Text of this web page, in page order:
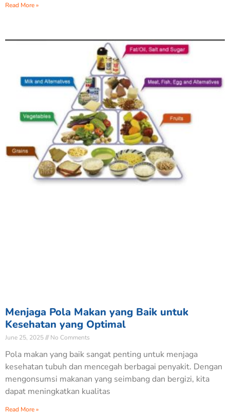
Read More »
Menjaga Pola Makan yang Baik untuk
Kesehatan yang Optimal
June 25, 2025 No Comments
Pola makan yang baik sangat penting untuk menjaga
kesehatan tubuh dan mencegah berbagai penyakit. Dengan
mengonsumsi makanan yang seimbang dan bergizi, kita
dapat meningkatkan kualitas
Read More »